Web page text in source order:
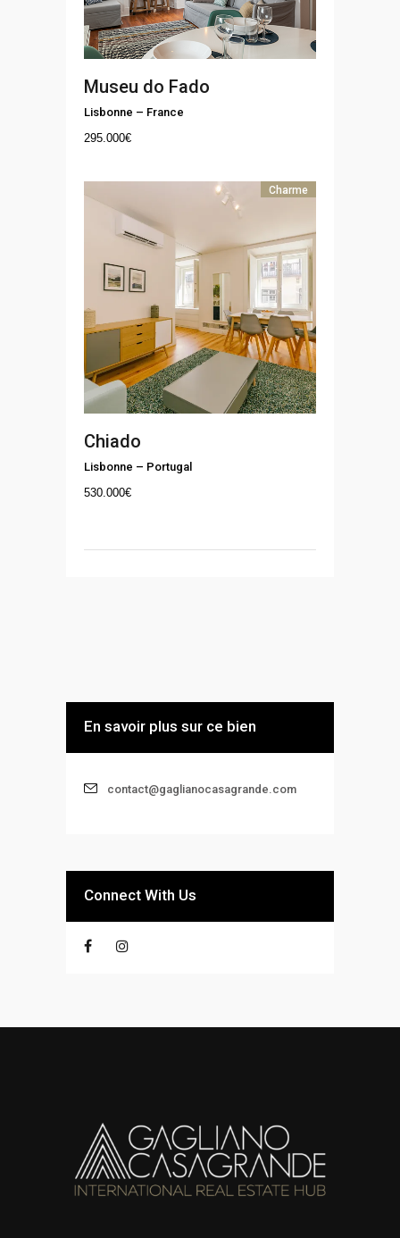
Museu do Fado
Lisbonne – France
295.000€
Charme
Chiado
Lisbonne – Portugal
530.000€
En savoir plus sur ce bien
contact@gaglianocasagrande.com
Connect With Us